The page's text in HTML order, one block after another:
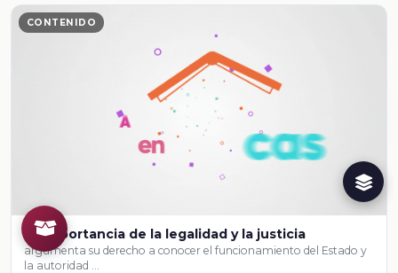
CONTENIDO
La importancia de la legalidad y la justicia
argumenta su derecho a conocer el funcionamiento del Estado y
la autoridad …